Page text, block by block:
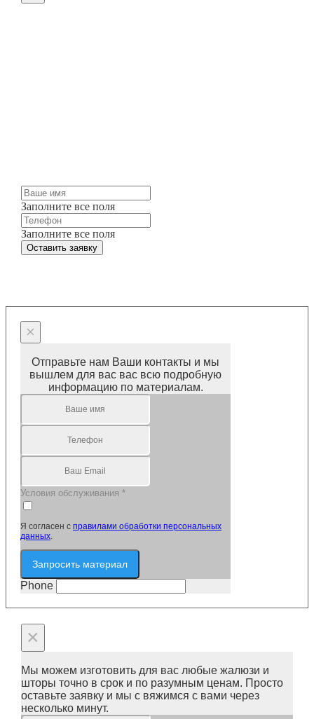
Заполните все поля
Заполните все поля
Оставить заявку
×
Отправьте нам Ваши контакты и мы
вышлем для вас вас всю подробную
информацию по материалам.
Условия обслуживания *
Я согласен с правилами обработки персональных
данных.
Запросить материал
Phone
×
Мы можем изготовить для вас любые жалюзи и
шторы точно в срок и по разумным ценам. Просто
оставьте заявку и мы с вяжимся с вами через
несколько минут.